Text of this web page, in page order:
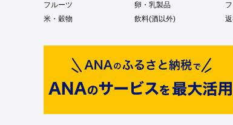
フルーツ
卵・乳製品
米・穀物
飲料(酒以外)